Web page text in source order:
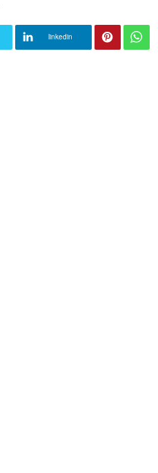
linkedin